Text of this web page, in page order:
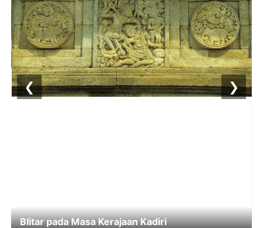
Blitar pada Masa Kerajaan Kadiri
❮ ❯